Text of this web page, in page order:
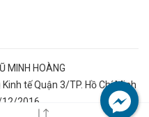
MINH HOÀNG
tế Quận 3/TP. Hồ Chí Minh
2016.